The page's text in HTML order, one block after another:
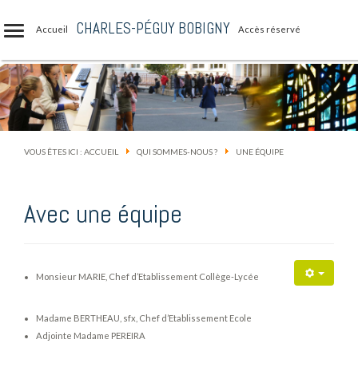
Accueil CHARLES-PÉGUY BOBIGNY Accès réservé
VOUS ÊTES ICI : ACCUEIL QUI SOMMES-NOUS ? UNE ÉQUIPE
Avec une équipe
Monsieur MARIE, Chef d’Etablissement Collège-Lycée
Madame BERTHEAU, sfx, Chef d’Etablissement Ecole
Adjointe Madame PEREIRA